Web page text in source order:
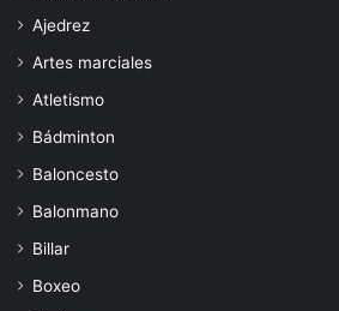
Ajedrez
Artes marciales
Atletismo
Bádminton
Baloncesto
Balonmano
Billar
Boxeo